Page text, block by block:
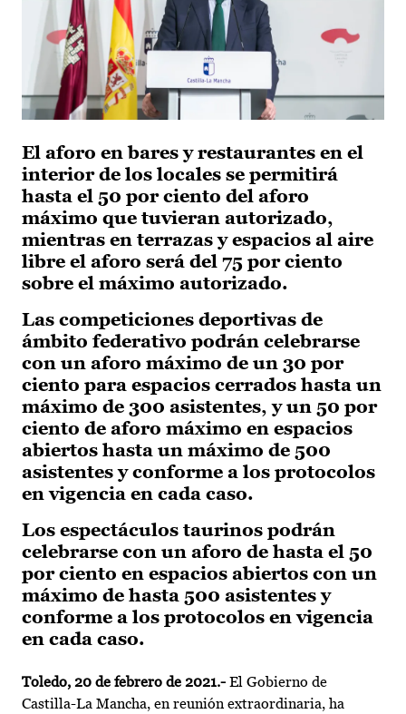
El aforo en bares y restaurantes en el
interior de los locales se permitirá
hasta el 50 por ciento del aforo
máximo que tuvieran autorizado,
mientras en terrazas y espacios al aire
libre el aforo será del 75 por ciento
sobre el máximo autorizado.
Las competiciones deportivas de
ámbito federativo podrán celebrarse
con un aforo máximo de un 30 por
ciento para espacios cerrados hasta un
máximo de 300 asistentes, y un 50 por
ciento de aforo máximo en espacios
abiertos hasta un máximo de 500
asistentes y conforme a los protocolos
en vigencia en cada caso.
Los espectáculos taurinos podrán
celebrarse con un aforo de hasta el 50
por ciento en espacios abiertos con un
máximo de hasta 500 asistentes y
conforme a los protocolos en vigencia
en cada caso.
Toledo, 20 de febrero de 2021.- El Gobierno de
Castilla-La Mancha, en reunión extraordinaria, ha